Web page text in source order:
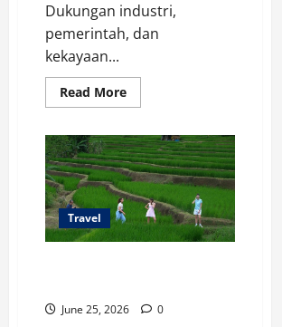
Dukungan industri,
pemerintah, dan
kekayaan...
Read MoreRead
more
Jamu
Indonesia
Berpotensi
Jadi
Mesin
Pariwisata
Travel
June 25, 2026 0